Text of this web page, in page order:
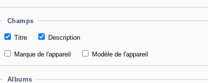
Champs
Titre Description
Marque de l'appareil Modèle de l'appareil
Albums